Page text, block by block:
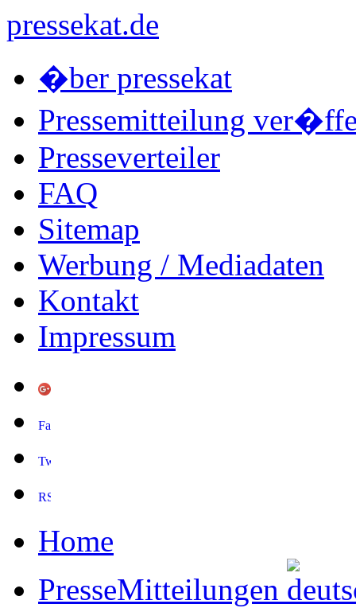
pressekat.de
�ber pressekat
Pressemitteilung
Presseverteiler
FAQ
Sitemap
Werbung / Mediadaten
Kontakt
Impressum
Home
PresseMitteilungen